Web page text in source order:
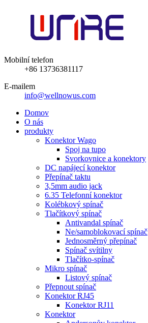
Mobilní telefon
+86 13736381117
E-mailem
info@wellnowus.com
Domov
O nás
produkty
Konektor Wago
Spoj na tupo
Svorkovnice a konektory
DC napájecí konektor
Přepínač taktu
3,5mm audio jack
6.35 Telefonní konektor
Kolébkový spínač
Tlačítkový spínač
Antivandal spínač
Ne/samoblokovací spínač
Jednosměrný přepínač
Spínač svítilny
Tlačítko-spínač
Mikro spínač
Listový spínač
Přepnout spínač
Konektor RJ45
Konektor RJ11
Konektor